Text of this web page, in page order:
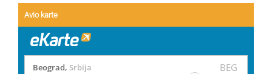
Avio karte
Beograd, Srbija BEG